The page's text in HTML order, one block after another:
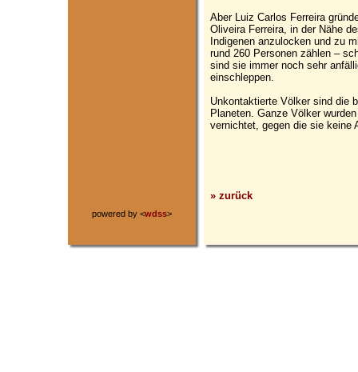
powered by <wdss>
Aber Luiz Carlos Ferreira
Oliveira Ferreira, in der Nähe
Indigenen anzulocken und zu
rund 260 Personen zählen –
sind sie immer noch sehr
einschleppen.
Unkontaktierte Völker sind die
Planeten. Ganze Völker
vernichtet, gegen die sie keine
» zurück